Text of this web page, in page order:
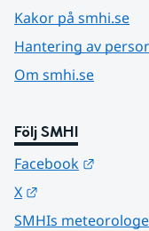
Kakor på smhi.se
Hantering av
Om smhi.se
Följ SMHI
Facebook
X
SMHIs